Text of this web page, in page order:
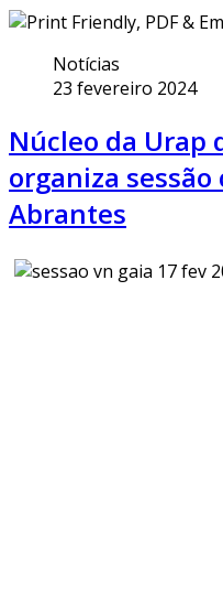
Notícias
23 fevereiro 2024
Núcleo da Urap
organiza
Abrantes